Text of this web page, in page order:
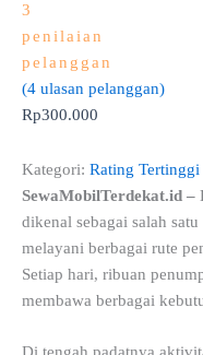
3
penilaian
pelanggan
(4 ulasan pelanggan)
Rp300.000
Kategori: Rating Tertinggi
SewaMobilTerdekat.id –
dikenal sebagai salah
melayani berbagai rute
Setiap hari, ribuan
membawa berbagai